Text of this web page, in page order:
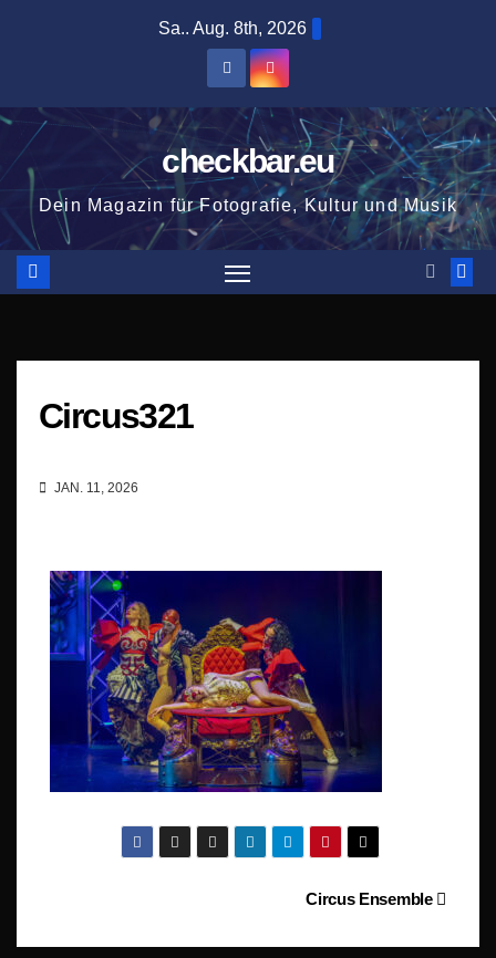
Sa.. Aug. 8th, 2026
checkbar.eu
Dein Magazin für Fotografie, Kultur und Musik
Circus321
JAN. 11, 2026
BeitragsnavigationCircus Ensemble